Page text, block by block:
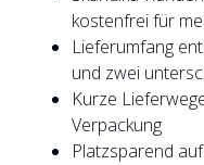
kostenfrei für
Lieferumfang
und zwei
Kurze
Verpackung
Platzsparend